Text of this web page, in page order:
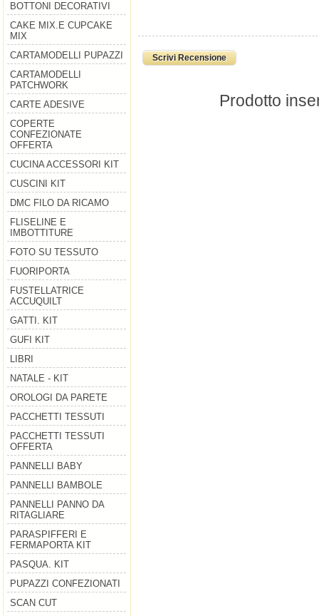
BOTTONI DECORATIVI
CAKE MIX.E CUPCAKE
MIX
CARTAMODELLI PUPAZZI
CARTAMODELLI
PATCHWORK
CARTE ADESIVE
COPERTE
CONFEZIONATE
OFFERTA
CUCINA ACCESSORI KIT
CUSCINI KIT
DMC FILO DA RICAMO
FLISELINE E
IMBOTTITURE
FOTO SU TESSUTO
FUORIPORTA
FUSTELLATRICE
ACCUQUILT
GATTI. KIT
GUFI KIT
LIBRI
NATALE - KIT
OROLOGI DA PARETE
PACCHETTI TESSUTI
PACCHETTI TESSUTI
OFFERTA
PANNELLI BABY
PANNELLI BAMBOLE
PANNELLI PANNO DA
RITAGLIARE
PARASPIFFERI E
FERMAPORTA KIT
PASQUA. KIT
PUPAZZI CONFEZIONATI
SCAN CUT
Scrivi Recensione
Prodotto